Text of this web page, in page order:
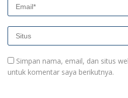
Simpan nama, email, dan situs
untuk komentar saya berikutnya.